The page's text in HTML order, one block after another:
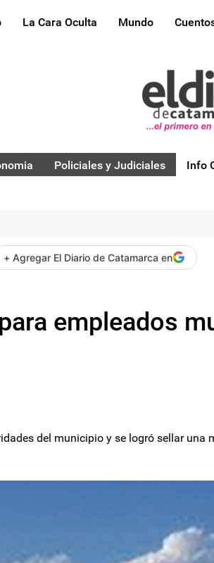
La Cara Oculta Mundo
Policiales y Judiciales Info
+ Agregar El Diario de Catamarca en
empleados
del municipio y se logró sellar una